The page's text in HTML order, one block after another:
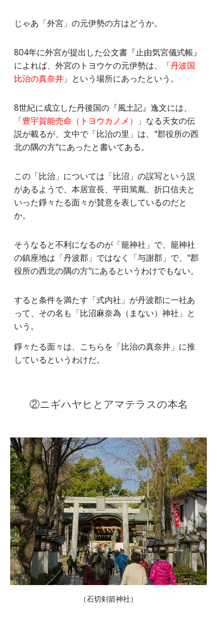
じゃあ「外宮」の元伊勢の方はどうか。
804年に外宮が提出した公文書『止由気宮儀式帳』
によれば、外宮のトヨウケの元伊勢は、「丹波国
比治の真奈井 」という場所にあったという。
8世紀に成立した丹後国の『風土記』逸文には、
「豊宇賀能売命（トヨウカノメ）
」なる天女の伝
説が載るが、文中で「比治の里」は、"郡役所の西
北の隅の方"にあったと書いてある。
この「比治」については「比沼」の誤写という説
があるようで、本居宣長、平田篤胤、折口信夫と
いった錚々たる面々が賛意を表しているのだと
か。
そうなると不利になるのが「籠神社」で、籠神社
の鎮座地は「丹波郡」ではなく「与謝郡」で、"郡
役所の西北の隅の方"にあるというわけでもない。
すると条件を満たす「式内社」が丹波郡に一社あ
って、その名も「比沼麻奈為（まない）神社」と
いう。
錚々たる面々は、こちらを「比治の真奈井」に推
しているというわけだ。
②ニギハヤヒとアマテラスの本名
（石切剣箭神社）